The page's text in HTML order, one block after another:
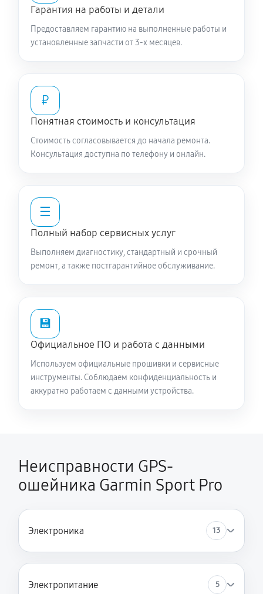
Гарантия на работы и детали
Предоставляем гарантию на выполненные работы и
установленные запчасти от 3-х месяцев.
₽
Понятная стоимость и консультация
Стоимость согласовывается до начала ремонта.
Консультация доступна по телефону и онлайн.
☰
Полный набор сервисных услуг
Выполняем диагностику, стандартный и срочный
ремонт, а также постгарантийное обслуживание.
💾
Официальное ПО и работа с данными
Используем официальные прошивки и сервисные
инструменты. Соблюдаем конфиденциальность и
аккуратно работаем с данными устройства.
Неисправности GPS-
ошейника Garmin Sport Pro
Электроника 13
Электропитание 5